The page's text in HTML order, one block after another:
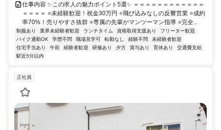
仕事内容 ✨この求人の魅力ポイント5選✨ ＝＝＝＝＝＝＝＝＝＝＝＝
＝＝＝＝ ⭐未経験歓迎！祝金30万円 ⭐飛び込みなしの反響営業 ⭐成約
率70%！売りやすさ抜群 ⭐専属の先輩がマンツーマン指導 ⭐完全...
制服あり 業界未経験者歓迎 ランチタイム 資格取得支援あり
フリーター歓迎
バイク通勤OK
学歴不問 職場見学可 転勤なし 経験不問
未経験者歓迎
住宅手当あり
午前 経験者歓迎 研修あり 夕方 賞与あり 育休あり
交通費支給
駅近5分以内
正社員